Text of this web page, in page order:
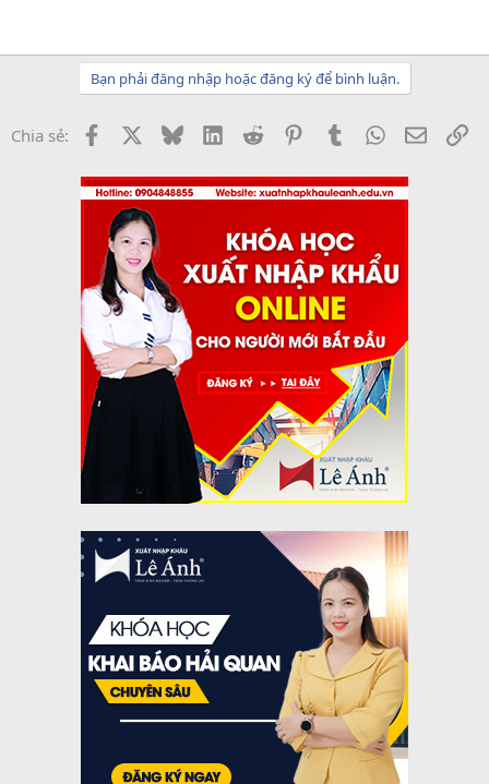
Bạn phải đăng nhập hoặc đăng ký để bình luận.
Chia sẻ: Facebook BlueskyLinkedInReddit PinterestTumblrWhatsApp
Email